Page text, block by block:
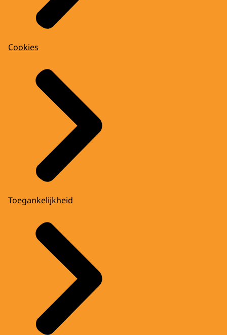
Cookies
Toegankelijkheid